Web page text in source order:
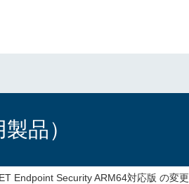
品）
Endpoint Security ARM64対応版 の変更